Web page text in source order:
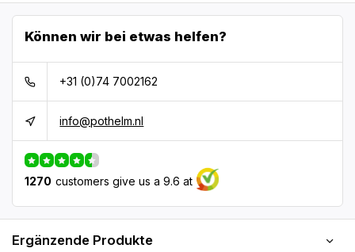
Können wir bei etwas helfen?
+31 (0)74 7002162
info@pothelm.nl
1270 customers give us a 9.6 at
Ergänzende Produkte